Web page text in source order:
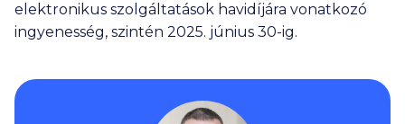
elektronikus szolgáltatások havidíjára vonatkozó
ingyenesség, szintén 2025. június 30-ig.